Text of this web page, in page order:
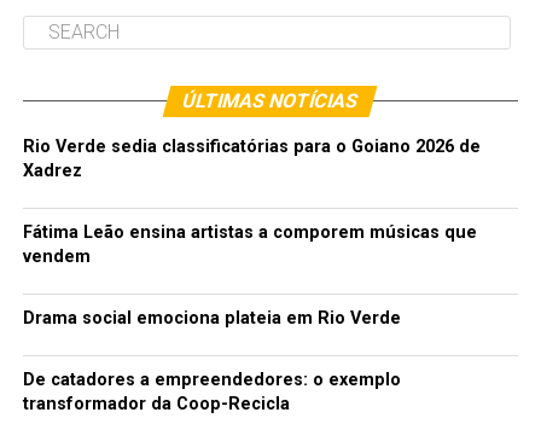
ÚLTIMAS NOTÍCIAS
Rio Verde sedia classificatórias para o Goiano 2026 de
Xadrez
Fátima Leão ensina artistas a comporem músicas que
vendem
Drama social emociona plateia em Rio Verde
De catadores a empreendedores: o exemplo
transformador da Coop-Recicla